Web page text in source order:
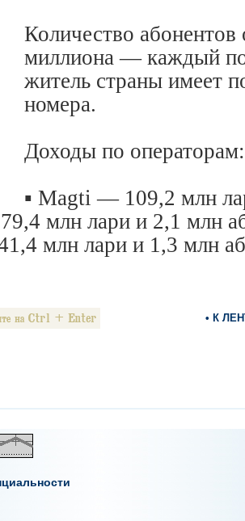
Количество абонентов
миллиона — каждый
житель страны имеет
номера.
Доходы по операторам:
▪️ Magti — 109,2 млн
млн лари и 2,1 млн
млн лари и 1,3 млн
• К